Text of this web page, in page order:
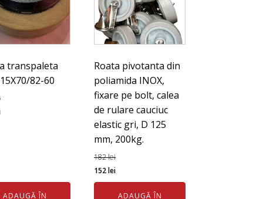
transpaleta
82-60
Prețul
ADAUGĂ ÎN
Roata pivotanta din
poliamida INOX,
fixare pe bolt, calea
de rulare cauciuc
elastic gri, D 125
mm, 200kg.
182lei
Prețul
inițial
152leiPrețul
curent
ADAUGĂ ÎN